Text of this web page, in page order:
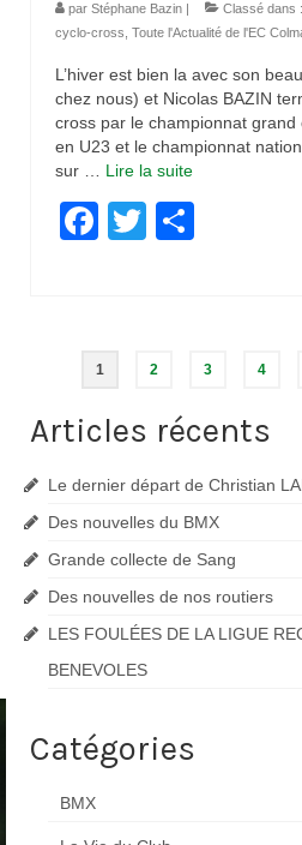
par Stéphane Bazin Classé dans :
cyclo-cross Toute l'Actualité de l'EC
L’hiver est bien la avec son
chez nous) et Nicolas BAZIN
cross par le championnat grand
en U23 et le championnat
sur … Lire la suite­­
Facebook
Twitter
Navigation
des
1 2 3 4
Articles récents
Le dernier départ de Christian
Des nouvelles du BMX
Grande collecte de Sang
Des nouvelles de nos routiers
LES FOULÉES DE LA LIGUE
BENEVOLES
Catégories
BMX